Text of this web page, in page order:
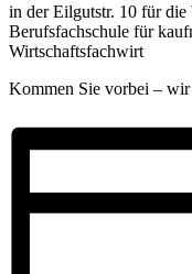
in der Eilgutstr. 10 für die
Berufsfachschule für
Wirtschaftsfachwirt
Kommen Sie vorbei –